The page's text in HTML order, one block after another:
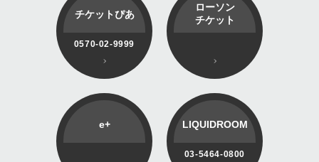
チケットぴあ
0570-02-9999
ローソン
チケット
e+ LIQUIDROOM
03-5464-0800